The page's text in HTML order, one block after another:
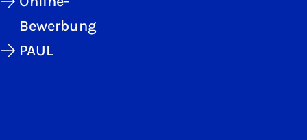
Bewerbung
PAUL